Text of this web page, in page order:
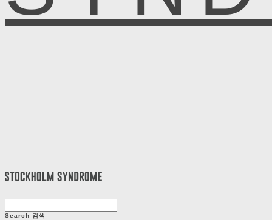
Search 검색